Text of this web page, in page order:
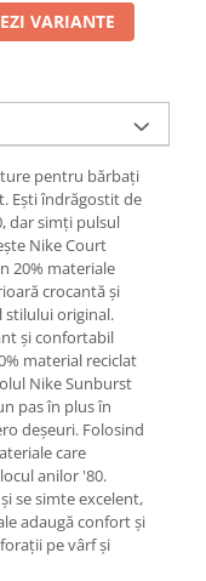
VARIANTE
pentru bărbați
Ești îndrăgostit de
dar simți pulsul
Nike Court
20% materiale
crocantă și
stilului original.
și confortabil
material reciclat
Nike Sunburst
pas în plus în
deșeuri. Folosind
care
anilor '80.
se simte excelent,
adaugă confort și
pe vârf și